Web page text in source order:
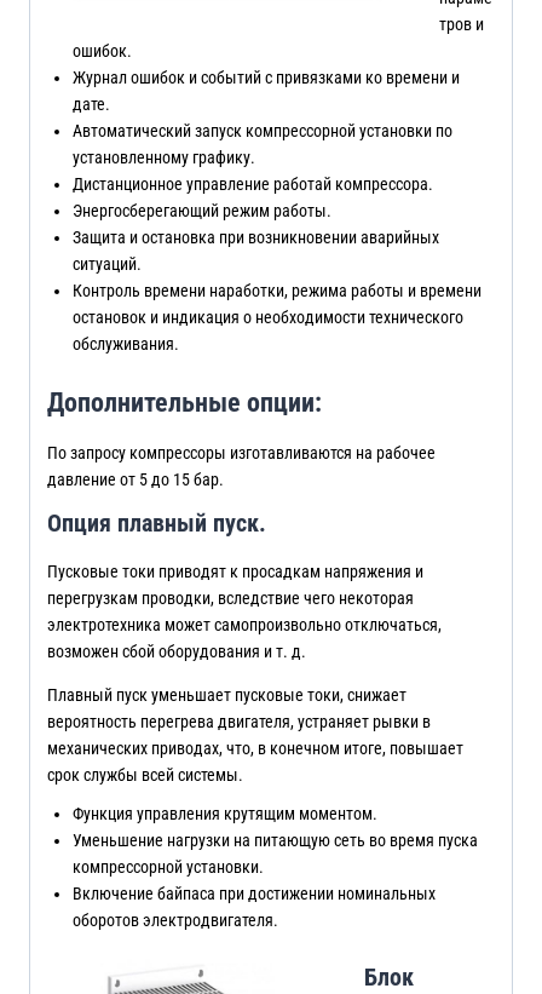
тров и
ошибок.
Журнал ошибок и событий с привязками ко времени и
дате.
Автоматический запуск компрессорной установки по
установленному графику.
Дистанционное управление работай компрессора.
Энергосберегающий режим работы.
Защита и остановка при возникновении аварийных
ситуаций.
Контроль времени наработки, режима работы и времени
остановок и индикация о необходимости технического
обслуживания.
Дополнительные опции:
По запросу компрессоры изготавливаются на рабочее
давление от 5 до 15 бар.
Опция плавный пуск.
Пусковые токи приводят к просадкам напряжения и
перегрузкам проводки, вследствие чего некоторая
электротехника может самопроизвольно отключаться,
возможен сбой оборудования и т. д.
Плавный пуск уменьшает пусковые токи, снижает
вероятность перегрева двигателя, устраняет рывки в
механических приводах, что, в конечном итоге, повышает
срок службы всей системы.
Функция управления крутящим моментом.
Уменьшение нагрузки на питающую сеть во время пуска
компрессорной установки.
Включение байпаса при достижении номинальных
оборотов электродвигателя.
Блок